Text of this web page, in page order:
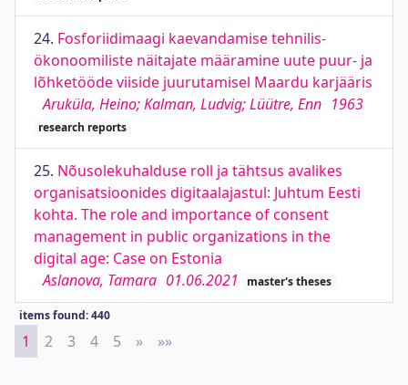
24. Fosforiidimaagi kaevandamise tehnilis-
ökonoomiliste näitajate määramine uute puur- ja
lõhketööde viiside juurutamisel Maardu karjääris
Aruküla, Heino; Kalman, Ludvig; Lüütre, Enn 1963
research reports
25. Nõusolekuhalduse roll ja tähtsus avalikes
organisatsioonides digitaalajastul: Juhtum Eesti
kohta. The role and importance of consent
management in public organizations in the
digital age: Case on Estonia
Aslanova, Tamara 01.06.2021 master's theses
items found: 440
1 2 3 4 5 » Next
»»